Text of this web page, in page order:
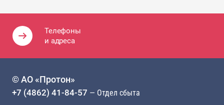
Телефоны
и адреса
© АО «Протон»
+7 (4862) 41-84-57 — Отдел сбыта